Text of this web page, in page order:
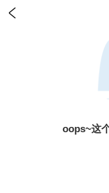

oops~这